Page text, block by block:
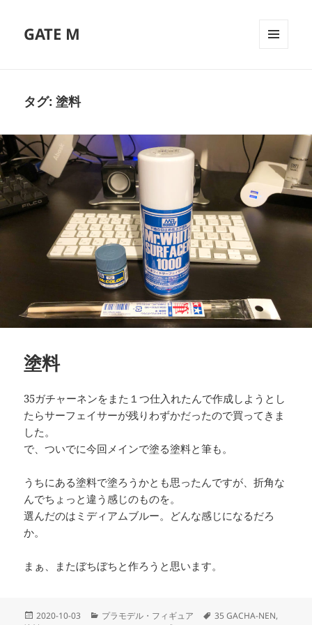
GATE M
タグ:塗料
塗料
35ガチャーネンをまた１つ仕入れたんで作成しようとし
たらサーフェイサーが残りわずかだったので買ってきま
した。
で、ついでに今回メインで塗る塗料と筆も。
うちにある塗料で塗ろうかとも思ったんですが、折角な
んでちょっと違う感じのものを。
選んだのはミディアムブルー。どんな感じになるだろ
か。
まぁ、またぼちぼちと作ろうと思います。
投
2020-10-03
カ
プラモデル・フィギュア
タ
35 GACHA-NEN,